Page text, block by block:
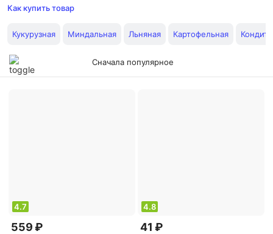
Как купить товар
Кукурузная Миндальная Льняная Картофельная
Сначала популярное
4.7
559 ₽
4.8
41 ₽